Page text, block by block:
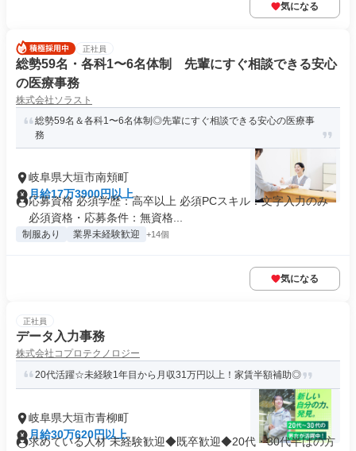
気になる
正社員
総勢59名・各科1〜6名体制 先輩にすぐ相談できる安心
の医療事務
株式会社ソラスト
総勢59名＆各科1〜6名体制◎先輩にすぐ相談できる安心の医療事
務
岐阜県大垣市南頬町
月給17万3900円以上
応募資格 必須学歴：高卒以上 必須PCスキル：文字入力のみ
必須資格・応募条件：無資格...
制服あり 業界未経験歓迎 +14個
気になる
正社員
データ入力事務
株式会社コプロテクノロジー
20代活躍☆未経験1年目から月収31万円以上！家賃半額補助◎
岐阜県大垣市青柳町
月給30万620円以上
求めている人材 未経験歓迎◆既卒歓迎◆20代・30代半ばの方